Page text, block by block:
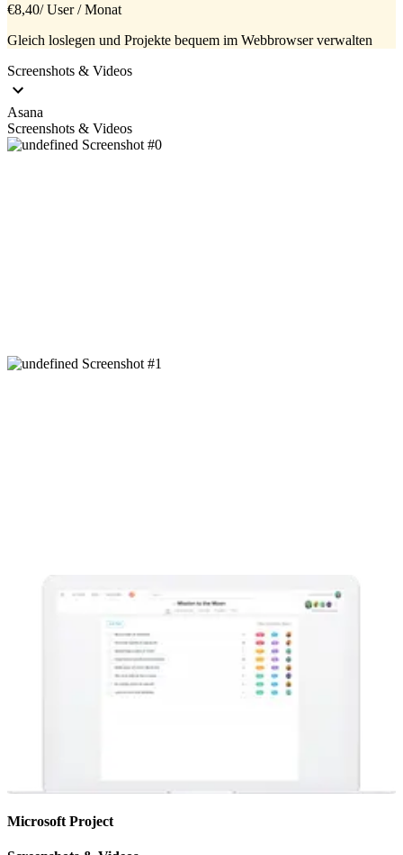
€8,40/ User / Monat
Gleich loslegen und Projekte bequem im Webbrowser verwalten
Screenshots & Videos
Asana
Screenshots & Videos
Microsoft Project